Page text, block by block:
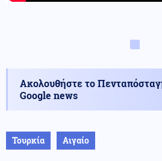
Ακολουθήστε το
Google news
Τουρκία Αιγαίο